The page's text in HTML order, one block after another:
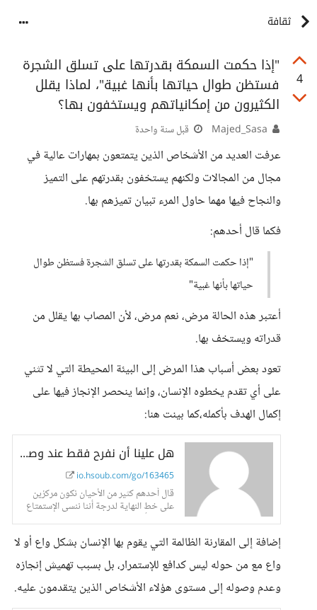
ثقافة
4
"إذا حكمت السمكة بقدرتها على تسلق الشجرة
فستظن طوال حياتها بأنها غبية"، لماذا يقلل
الكثيرون من إمكانياتهم ويستخفون بها؟
قبل سنة واحدة
عرفت العديد من الأشخاص الذين يتمتعون بمهارات عالية في
مجال من المجالات ولكنهم يستخفون بقدرتهم على التميز
والنجاح فيها مهما حاول المرء تبيان تميزهم بها.
فكما قال أحدهم:
"إذا حكمت السمكة بقدرتها على تسلق الشجرة فستظن طوال
حياتها بأنها غبية"
أعتبر هذه الحالة مرض، نعم مرض، لأن المصاب بها يقلل من
قدراته ويستخف بها.
تعود بعض أسباب هذا المرض إلى البيئة المحيطة التي لا تثني
على أي تقدم يخطوه الإنسان، وإنما ينحصر الإنجاز فيها على
إكمال الهدف بأكمله،كما بينت هنا:
هل علينا أن نفرح فقط عند وصولنا إلى هدفنا؟ - حسوب I/O
io.hsoub.com/go/163465
قال أحدهم كثير من الأحيان نكون مركزين
على خط النهاية لدرجة أننا ننسى الإستمتاع
بالرحلة أصبح
إضافة إلى المقارنة الظالمة التي يقوم بها الإنسان بشكل واع أو لا
واع مع من حوله ليس كدافع للإستمرار، بل بسبب تهميش إنجازه
وعدم وصوله إلى مستوى هؤلاء الأشخاص الذين يتقدمون عليه.